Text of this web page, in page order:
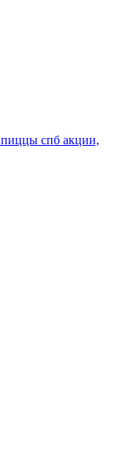
пиццы спб акции,